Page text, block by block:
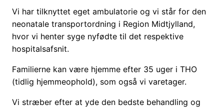
Vi har tilknyttet eget ambulatorie og vi står for den
neonatale transportordning i Region Midtjylland,
hvor vi henter syge nyfødte til det respektive
hospitalsafsnit.
Familierne kan være hjemme efter 35 uger i THO
(tidlig hjemmeophold), som også vi varetager.
Vi stræber efter at yde den bedste behandling og